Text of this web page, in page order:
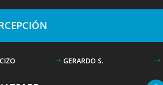
GERARDO S.